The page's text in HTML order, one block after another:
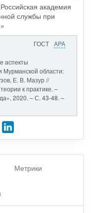
академия
службы при
ГОСТ APA
аспекты
Мурманской области:
Е. В. Мазур //
к практике. –
2020. – С. 43-48. –
Метрики